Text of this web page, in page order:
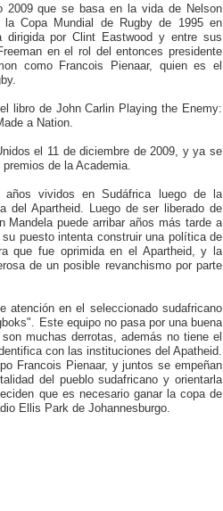
que se basa en la vida de Nelson
la Copa Mundial de Rugby de 1995 en
dirigida por Clint Eastwood y entre sus
en el rol del entonces presidente
como Francois Pienaar, quien es el
libro de John Carlin Playing the Enemy:
a Nation.
el 11 de diciembre de 2009, y ya se
de la Academia.
vividos en Sudáfrica luego de la
del Apartheid. Luego de ser liberado de
Mandela puede arribar años más tarde a
puesto intenta construir una política de
que fue oprimida en el Apartheid, y la
de un posible revanchismo por parte
atención en el seleccionado sudafricano
Este equipo no pasa por una buena
muchas derrotas, además no tiene el
con las instituciones del Apatheid.
Francois Pienaar, y juntos se empeñan
del pueblo sudafricano y orientarla
que es necesario ganar la copa de
Ellis Park de Johannesburgo.